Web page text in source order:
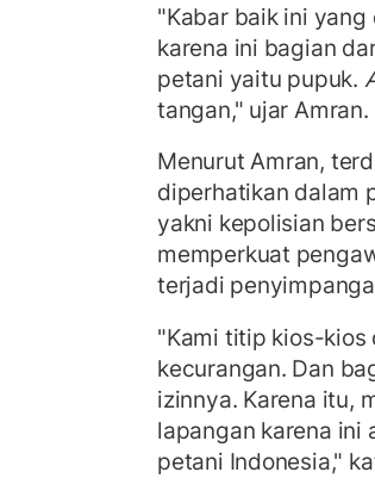
"Kabar baik ini
karena ini bagian
petani yaitu pupuk.
tangan," ujar Amran.
Menurut Amran,
diperhatikan dalam
yakni kepolisian
memperkuat
terjadi
"Kami titip kios-kios
kecurangan. Dan
izinnya. Karena itu,
lapangan karena ini
petani Indonesia,"